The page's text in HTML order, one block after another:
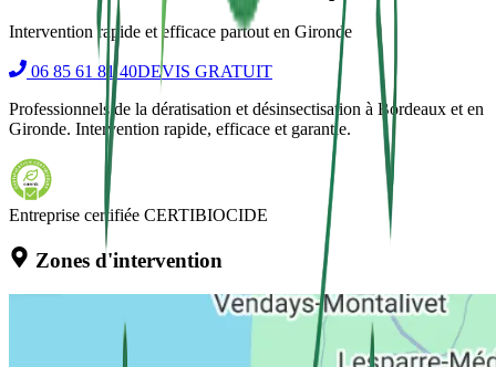
Intervention rapide et efficace partout en Gironde
06 85 61 81 40DEVIS GRATUIT
Professionnels de la dératisation et désinsectisation à Bordeaux et en
Gironde. Intervention rapide, efficace et garantie.
Entreprise certifiée CERTIBIOCIDE
Zones d'intervention